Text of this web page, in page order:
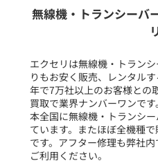
フリーワード入
選択条件を
無線機・トランシーバ
エクセリは無線機・トラン
りもお安く販売、レンタル
年で7万社以上のお客様との
買取で業界ナンバーワンで
本全国に無線機・トランシ
ています。またほぼ全機種
です。アフター修理も弊社
ご利用ください。